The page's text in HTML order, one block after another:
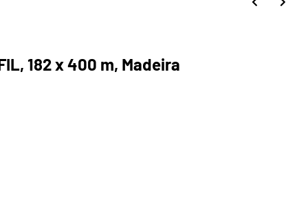
182 x 400 m, Madeira